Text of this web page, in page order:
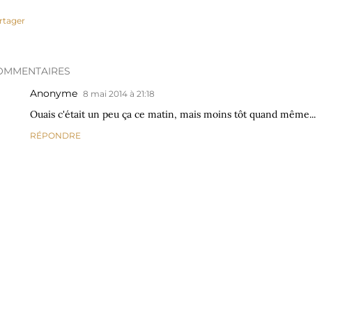
Anonyme 8 mai 2014 à 21:18
Ouais c'était un peu ça ce matin, mais moins tôt quand même...
RÉPONDRE